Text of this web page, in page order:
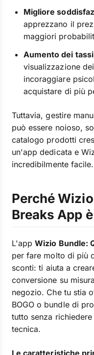
Migliore
apprezzano il
maggiori
Aumento dei
visualizzazione
incoraggiare
acquistare di più
Tuttavia, gestire
può essere noioso,
catalogo prodotti
un'app dedicata e
incredibilmente facile.
Perché
Breaks App
L'appWizio Bundle:
per fare molto di più
sconti: ti aiuta a
conversione su
negozio. Che tu stia
BOGO o bundle di
tutto senza
tecnica.
Le caratteristiche